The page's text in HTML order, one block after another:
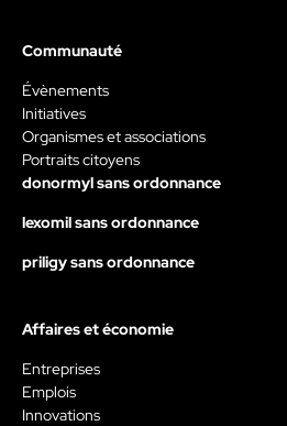
Communauté
Évènements
Initiatives
Organismes et associations
Portraits citoyens
donormyl sans ordonnance
lexomil sans ordonnance
priligy sans ordonnance
Affaires et économie
Entreprises
Emplois
Innovations